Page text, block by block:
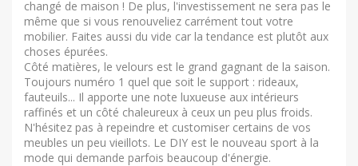
changé de maison ! De plus, l'investissement ne sera pas le
même que si vous renouveliez carrément tout votre
mobilier. Faites aussi du vide car la tendance est plutôt aux
choses épurées.
Côté matières, le velours est le grand gagnant de la saison.
Toujours numéro 1 quel que soit le support : rideaux,
fauteuils... Il apporte une note luxueuse aux intérieurs
raffinés et un côté chaleureux à ceux un peu plus froids.
N'hésitez pas à repeindre et customiser certains de vos
meubles un peu vieillots. Le DIY est le nouveau sport à la
mode qui demande parfois beaucoup d'énergie.